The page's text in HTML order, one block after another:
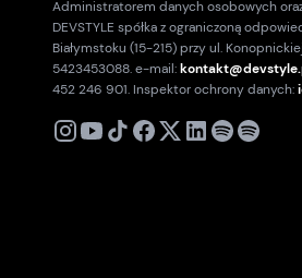
Administratorem danych osobowych
DEVSTYLE spółka z ograniczoną
Białymstoku (15-215) przy ul.
5423453088. e-mail:
452 246 901. Inspektor ochrony danych:
X